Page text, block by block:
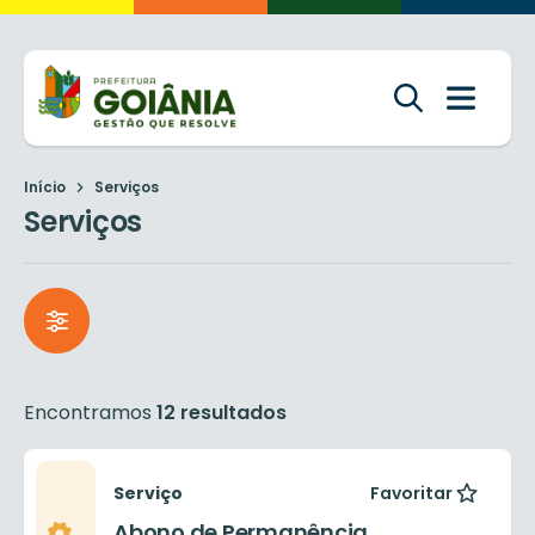
Início Serviços
Serviços
Encontramos 12 resultados
Serviço Favoritar